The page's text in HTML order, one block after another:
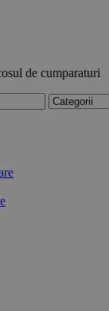
de cumparaturi